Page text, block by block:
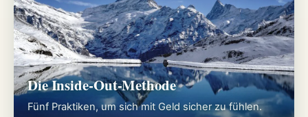
Die Inside-Out-Methode
Fünf Praktiken, um sich mit Geld sicher zu fühlen.